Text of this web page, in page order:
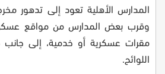
المدارس الأهلية تعود إلى تدهور
وقرب بعض المدارس من مواقع
مقرات عسكرية أو خدمية، إلى
اللوائح.